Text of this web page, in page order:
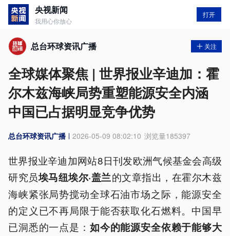
央视新闻
我用心你放心
打开
总台环球资讯广播 关注
全球媒体聚焦 | 世界报业辛迪加：霍
尔木兹海峡局势重塑能源安全内涵
中国已占据明显竞争优势
总台环球资讯广播 2026-05-09 08:02:10 浏览量185397
世界报业辛迪加网站8日刊发欧洲气候基金会高级
研究员埃马纽埃尔·盖兰‌的文章指出，在霍尔木兹
海峡紧张局势搅动全球石油市场之际，能源安全
的定义已不再局限于能否获取化石燃料。中国早
已洞悉的一点是： 如今的能源安全依赖于能够大